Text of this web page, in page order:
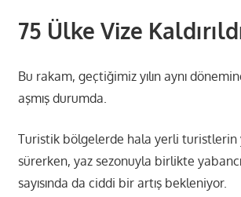
75 Ülke Vize
Bu rakam, geçtiğimiz yılın aynı
aşmış durumda.
Turistik bölgelerde hala yerli turistlerin
sürerken, yaz sezonuyla birlikte
sayısında da ciddi bir artış bekleniyor.